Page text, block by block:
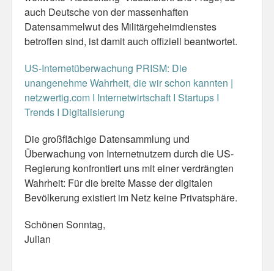
auch Deutsche von der massenhaften
Datensammelwut des Militärgeheimdienstes
betroffen sind, ist damit auch offiziell beantwortet.
US-Internetüberwachung PRISM: Die
unangenehme Wahrheit, die wir schon kannten |
netzwertig.com I Internetwirtschaft I Startups I
Trends I Digitalisierung
Die großflächige Datensammlung und
Überwachung von Internetnutzern durch die US-
Regierung konfrontiert uns mit einer verdrängten
Wahrheit: Für die breite Masse der digitalen
Bevölkerung existiert im Netz keine Privatsphäre.
Schönen Sonntag,
Julian